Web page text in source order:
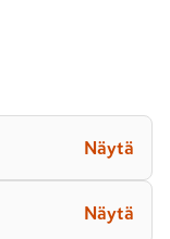
Näytä
Näytä